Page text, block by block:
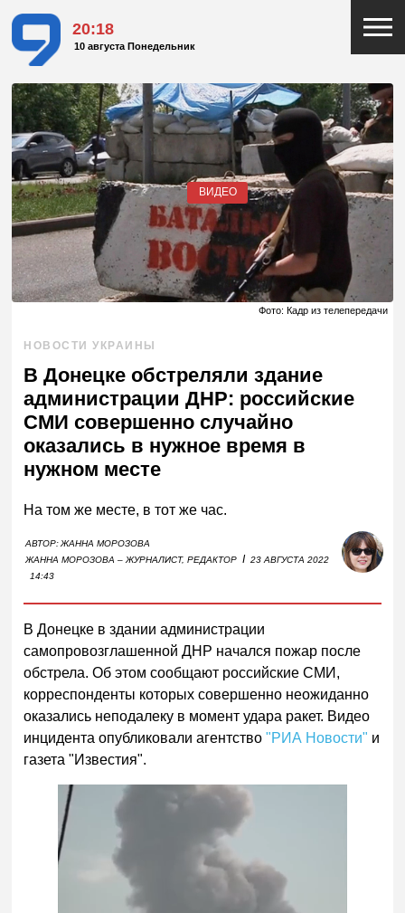
20:18
10 августа Понедельник
ВИДЕО
Фото: Кадр из телепередачи
НОВОСТИ УКРАИНЫ
В Донецке обстреляли здание
администрации ДНР: российские
СМИ совершенно случайно
оказались в нужное время в
нужном месте
На том же месте, в тот же час.
АВТОР:ЖАННА МОРОЗОВА
ЖАННА МОРОЗОВА – ЖУРНАЛИСТ, РЕДАКТОР I 23 АВГУСТА 2022
14:43
В Донецке в здании администрации
самопровозглашенной ДНР начался пожар после
обстрела. Об этом сообщают российские СМИ,
корреспонденты которых совершенно неожиданно
оказались неподалеку в момент удара ракет. Видео
инцидента опубликовали агентство "РИА Новости" и
газета "Известия".